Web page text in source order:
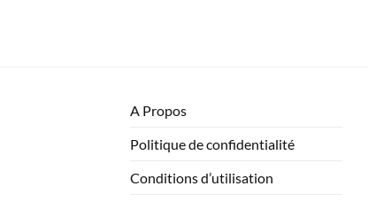
A Propos
Politique de confidentialité
Conditions d’utilisation